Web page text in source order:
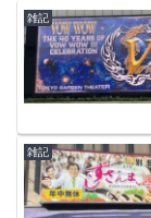
雑記
雑記